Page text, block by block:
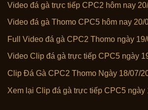
Video đá gà trực tiếp CPC2 hôm nay
Video đá gà Thomo CPC5 hôm nay 20/
Full Video đá gà CPC2 Thomo ngày
Video Clip đá gà trực tiếp CPC5 ngày
Clip Đá Gà CPC2 Thomo Ngày 18/07/
Xem lại Clip đá gà trực tiếp CPC5 ngày